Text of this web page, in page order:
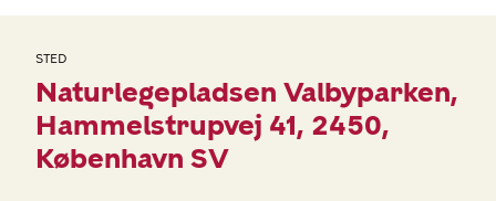
STED
Naturlegepladsen Valbyparken
Hammelstrupvej 41 2450
København SV